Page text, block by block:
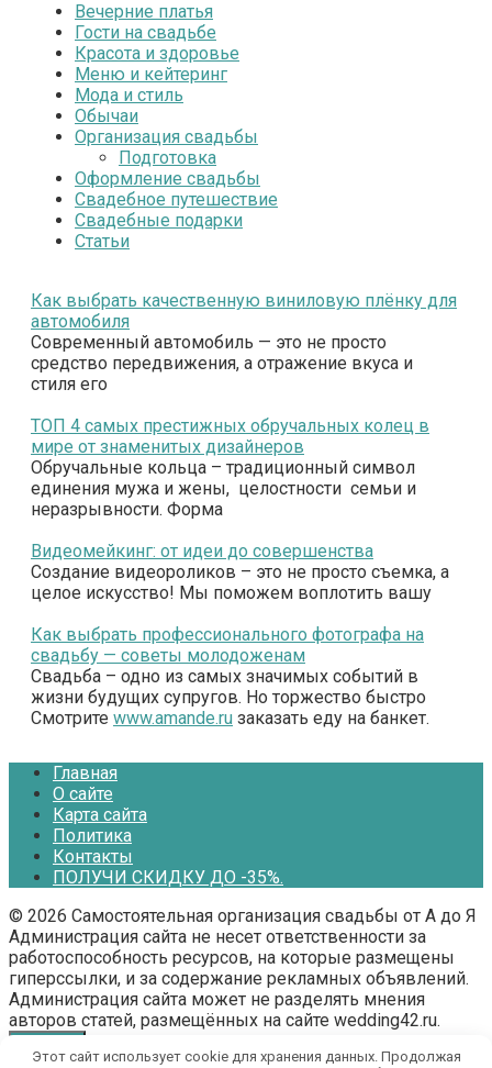
Вечерние платья
Гости на свадьбе
Красота и здоровье
Меню и кейтеринг
Мода и стиль
Обычаи
Организация свадьбы
Подготовка
Оформление свадьбы
Свадебное путешествие
Свадебные подарки
Статьи
Как выбрать качественную виниловую плёнку для
автомобиля
Современный автомобиль — это не просто
средство передвижения, а отражение вкуса и
стиля его
ТОП 4 самых престижных обручальных колец в
мире от знаменитых дизайнеров
Обручальные кольца – традиционный символ
единения мужа и жены, целостности семьи и
неразрывности. Форма
Видеомейкинг: от идеи до совершенства
Создание видеороликов – это не просто съемка, а
целое искусство! Мы поможем воплотить вашу
Как выбрать профессионального фотографа на
свадьбу — советы молодоженам
Свадьба – одно из самых значимых событий в
жизни будущих супругов. Но торжество быстро
Смотрите www.amande.ru заказать еду на банкет.
Главная
О сайте
Карта сайта
Политика
Контакты
ПОЛУЧИ СКИДКУ ДО -35%.
© 2026 Самостоятельная организация свадьбы от А до Я
Администрация сайта не несет ответственности за
работоспособность ресурсов, на которые размещены
гиперссылки, и за содержание рекламных объявлений.
Администрация сайта может не разделять мнения
авторов статей, размещённых на сайте wedding42.ru.
Этот сайт использует cookie для хранения данных. Продолжая